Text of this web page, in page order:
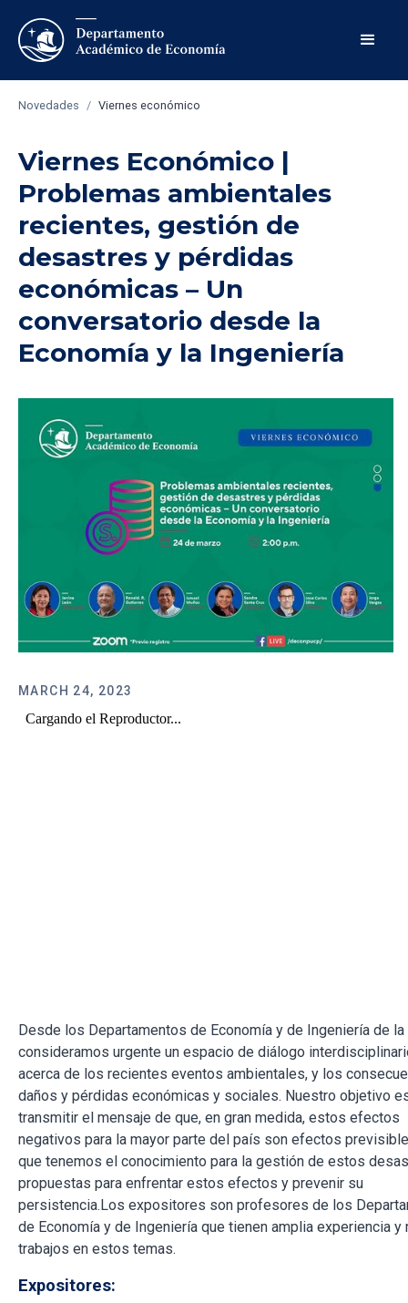
Novedades / Viernes económico
Viernes Económico |
Problemas ambientales
recientes, gestión de
desastres y pérdidas
económicas – Un
conversatorio desde la
Economía y la Ingeniería
MARCH 24, 2023
Desde los Departamentos de Economía y de Ingeniería de la
consideramos urgente un espacio de diálogo
acerca de los recientes eventos ambientales, y los
daños y pérdidas económicas y sociales. Nuestro objetivo
transmitir el mensaje de que, en gran medida, estos efectos
negativos para la mayor parte del país son efectos
que tenemos el conocimiento para la gestión de estos
propuestas para enfrentar estos efectos y prevenir su
persistencia.Los expositores son profesores de los
de Economía y de Ingeniería que tienen amplia experiencia y
trabajos en estos temas.
Expositores: